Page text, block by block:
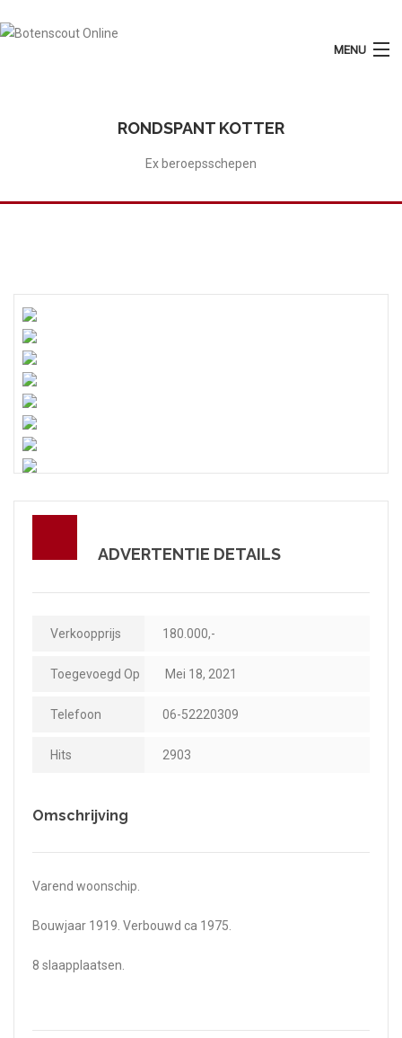
MENU
Plaats Advertentie
Contact
RONDSPANT KOTTER
Ex beroepsschepen
ADVERTENTIE DETAILS
Verkoopprijs 180.000,-
Toegevoegd Op Mei 18, 2021
Telefoon 06-52220309
Hits 2903
Omschrijving
Varend woonschip.
Bouwjaar 1919. Verbouwd ca 1975.
8 slaapplaatsen.